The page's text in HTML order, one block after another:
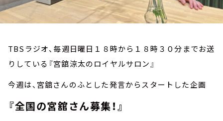
TBSラジオ、毎週日曜日１８時から１８時３０分までお送
りしている『宮舘涼太のロイヤルサロン』
今週は、宮舘さんのふとした発言からスタートした企画
『全国の宮舘さん募集！』